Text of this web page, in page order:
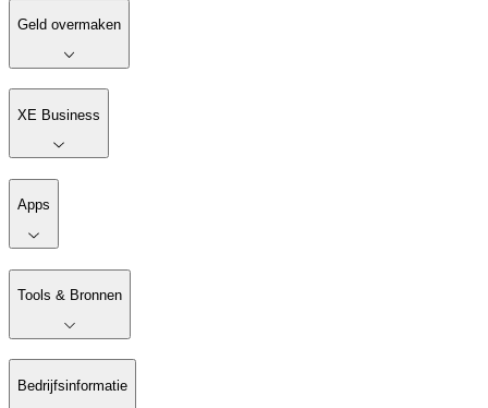
Geld overmaken
XE Business
Apps
Tools & Bronnen
Bedrijfsinformatie